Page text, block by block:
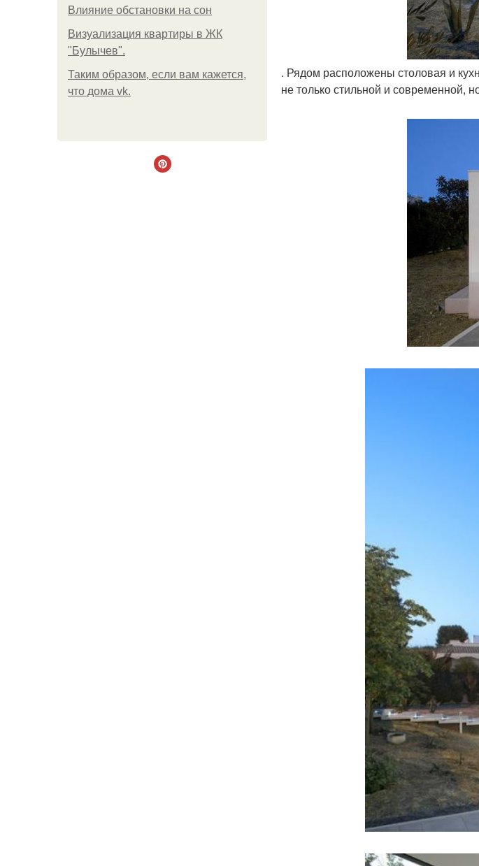
Влияние обстановки на сон
Визуализация квартиры в ЖК
"Булычев".
Таким образом, если вам кажется,
что дома vk.
. Рядом расположены столовая и
не только стильной и современной,